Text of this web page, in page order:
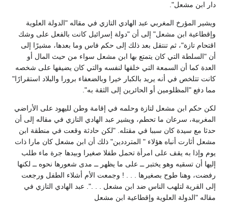
ابن مشعل".
المؤرخ المغربي عبد الهادي التازي في مقاله "الدولة العلوية
ابن مشعل" إلى أن "دولة إسرائيل كانت بالفعل على وشك
تازة"، ثم تنتقل بعد ذلك إلى حكم فاس وما بعدها، مشيرًا إلى
"السلطة التي كان يتمتع بها ابن مشعل سواء من حيث المال أو
كما أن السمعة التي خلقها لنفسه والتي كان يضيفها على شخصه
تتلخص في أنه يريد بالكبار خيرا وبالضعفاء برورا والبلاد استقرارًا"
دفع "المظلومين أو الحائرين إلى الثقة به".
حكم ابن مشعل لتازة وحلمه في إقامة وطن لليهود على الأراضي
سرعان ما تحطم، ويشير عبد الهادي التازي في مقاله إلى أن
مع سيدة كان سببا في مقتله. "لكن حادثة وقعت في منطقة ابن
أثارت أنباه هؤلاء " المترددين" ذلك أن ابن مشعل كان مارا ذات
وإذا به يقف على امرأة تحمل طفلا صغيرا وبيدها جرة ماء طلب
أن تسقيه وهو يختبر ــ على ما يظهر ــ مدى شعورها نحوه ــ لكنها
وهنا طوح بصغيرها . . . ! وجمعت الأم أشلاء الطفل ورجعت
القرية لتلهب الناس ضد ابن مشعل . . .". عبد الهادي التازي في
"الدولة العلوية وإقطاعية ابن مشعل